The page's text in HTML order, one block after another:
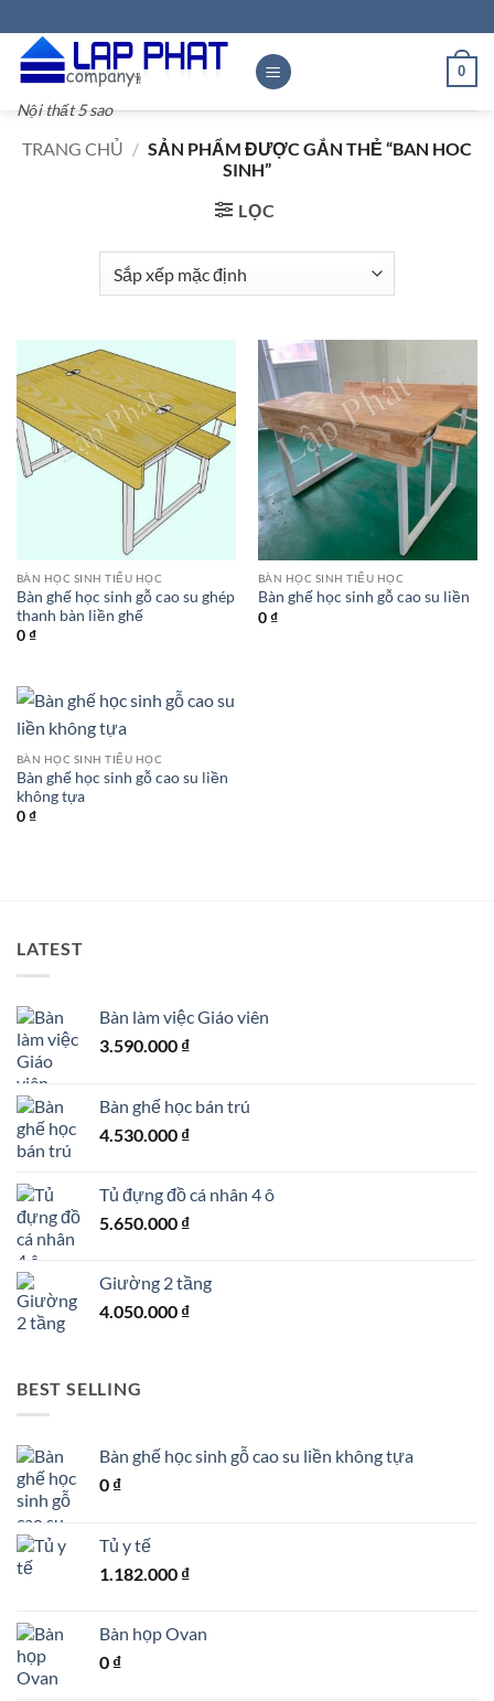
qua
nội
Nội thất 5 sao
0
TRANG CHỦ / SẢN PHẨM ĐƯỢC GẮN THẺ “BAN HOC
SINH”
LỌC
BÀN HỌC SINH TIỂU HỌC
Bàn ghế học sinh gỗ cao su ghép
thanh bàn liền ghế
0₫
BÀN HỌC SINH TIỂU HỌC
Bàn ghế học sinh gỗ cao su liền
0₫
BÀN HỌC SINH TIỂU HỌC
Bàn ghế học sinh gỗ cao su liền
không tựa
0₫
LATEST
Bàn làm việc Giáo viên
3.590.000 ₫
Bàn ghế học bán trú
4.530.000 ₫
Tủ đựng đồ cá nhân 4 ô
5.650.000 ₫
Giường 2 tầng
4.050.000 ₫
BEST SELLING
Bàn ghế học sinh gỗ cao su liền không tựa
0 ₫
Tủ y tế
1.182.000 ₫
Bàn họp Ovan
0 ₫